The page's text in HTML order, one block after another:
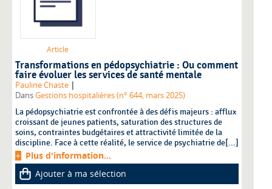
Article
Transformations en pédopsychiatrie : Ou comment
faire évoluer les services de santé mentale
Pauline Chaste |
DansGestions hospitalières (n° 644, mars 2025)
La pédopsychiatrie est confrontée à des défis majeurs : afflux
croissant de jeunes patients, saturation des structures de
soins, contraintes budgétaires et attractivité limitée de la
discipline. Face à cette réalité, le service de psychiatrie de[...]
Plus d'information...
Ajouter à ma sélection